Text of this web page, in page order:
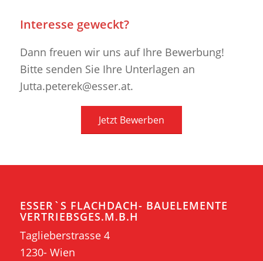
Interesse geweckt?
Dann freuen wir uns auf Ihre Bewerbung!
Bitte senden Sie Ihre Unterlagen an
Jutta.peterek@esser.at.
Jetzt Bewerben
ESSER`S FLACHDACH- BAUELEMENTE
VERTRIEBSGES.M.B.H
Taglieberstrasse 4
1230- Wien